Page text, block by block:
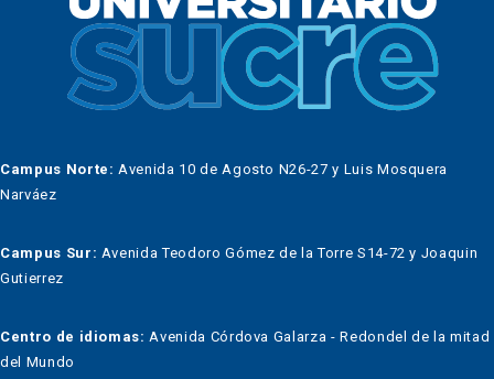
Campus Norte: Avenida 10 de Agosto N26-27 y Luis Mosquera
Narváez
Campus Sur: Avenida Teodoro Gómez de la Torre S14-72 y Joaquin
Gutierrez
Centro de idiomas: Avenida Córdova Galarza - Redondel de la mitad
del Mundo